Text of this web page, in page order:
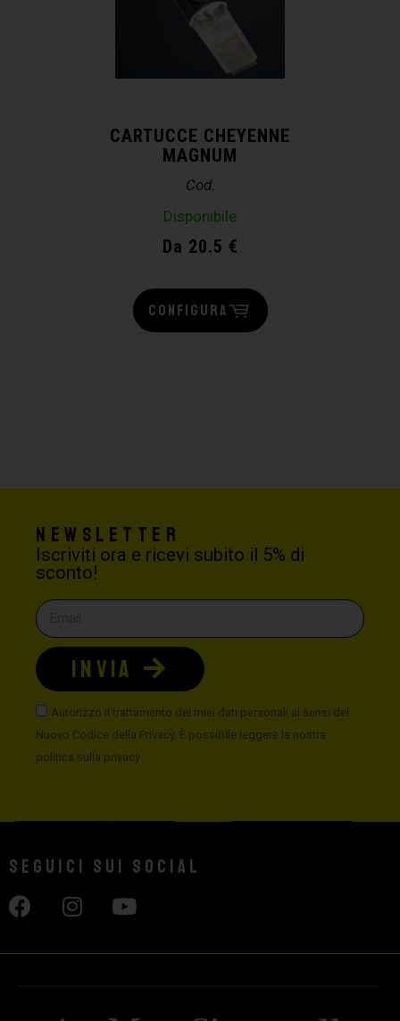
CARTUCCE CHEYENNE
MAGNUM
Cod.
Disponibile
Da 20.5 €
CONFIGURA
Newsletter
Iscriviti ora e ricevi subito il 5% di
sconto!
Autorizzo il trattamento dei miei dati personali ai sensi del
Nuovo Codice della Privacy. È possibile leggere la nostra
politica sulla privacy
INVIA
Seguici sui social